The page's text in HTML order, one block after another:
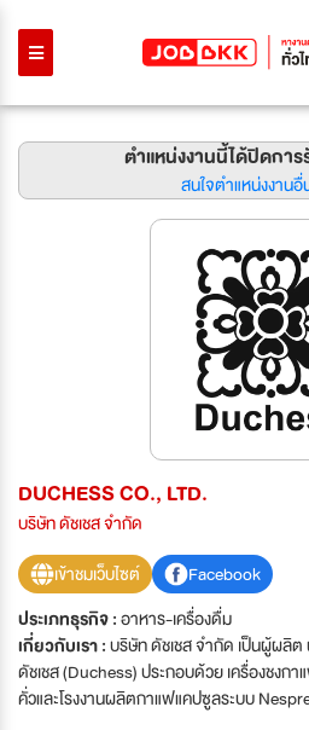
ตำแหน่งงานนี้ได้ปิดกา
สนใจตำแหน่งงาน
DUCHESS CO., LTD.
บริษัท ดัชเชส จำกัด
เข้าชมเว็บไซต์
Facebook
ประเภทธุรกิจ :อาหาร-เครื่องดื่ม
เกี่ยวกับเรา :บริษัท ดัชเชส จำกัด เป็นผู้ผลิต
ดัชเชส (Duchess) ประกอบด้วย เครื่องชง
คั่วและโรงงานผลิตกาแฟแคปซูลระบบ